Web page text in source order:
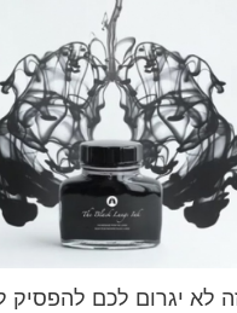
לא יגרום לכם להפסיק